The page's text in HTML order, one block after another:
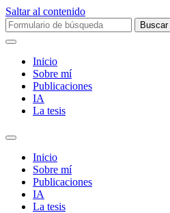
Saltar al contenido
Buscar:
Inicio
Sobre mí­
Publicaciones
IA
La tesis
Alternar
campo
búsqueda
Inicio
Sobre mí­
Publicaciones
IA
La tesis